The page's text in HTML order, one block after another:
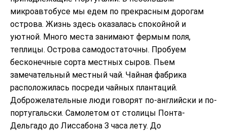
микроавтобусе мы едем по прекрасным дорогам
острова. Жизнь здесь оказалась спокойной и
уютной. Много места занимают фермым поля,
теплицы. Острова самодостаточны. Пробуем
бесконечные сорта местных сыров. Пьем
замечательный местный чай. Чайная фабрика
расположилась посреди чайных плантаций.
Доброжелательные люди говорят по-английски и по-
португальски. Самолетом от столицы Понта-
Дельгадо до Лиссабона 3 часа лету. До